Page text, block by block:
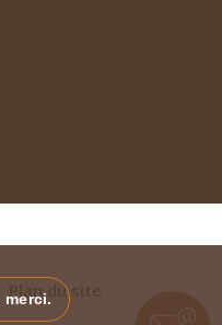
Plan du site
merci.